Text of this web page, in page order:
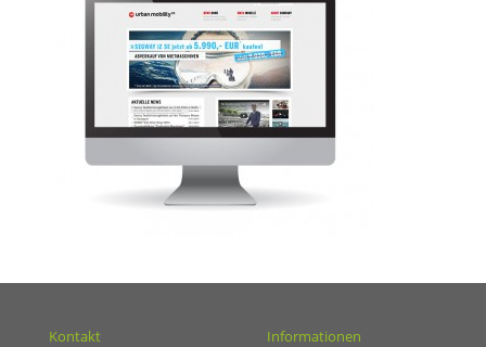
Kontakt Informationen